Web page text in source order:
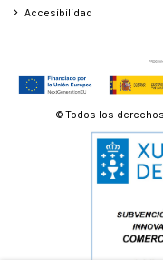
Accesibilidad
© Todos los